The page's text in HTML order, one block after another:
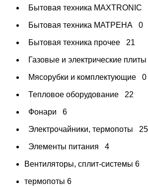
Бытовая техника MAXTRONIC
Бытовая техника МАТРЕНА 0
Бытовая техника прочее 21
Газовые и электрические плиты
Мясорубки и комплектующие 0
Тепловое оборудование 22
Фонари 6
Электрочайники, термопоты 25
Элементы питания 4
Вентиляторы, сплит-системы 6
термопоты 6